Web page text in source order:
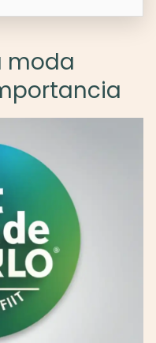
moda